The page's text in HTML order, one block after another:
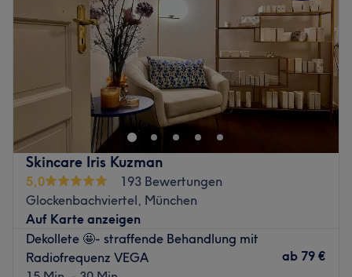
Skincare Iris Kuzman
5,0
193 Bewertungen
Glockenbachviertel, München
Auf Karte anzeigen
Dekollete 🤩- straffende Behandlung mit
Radiofrequenz VEGA
ab 79 €